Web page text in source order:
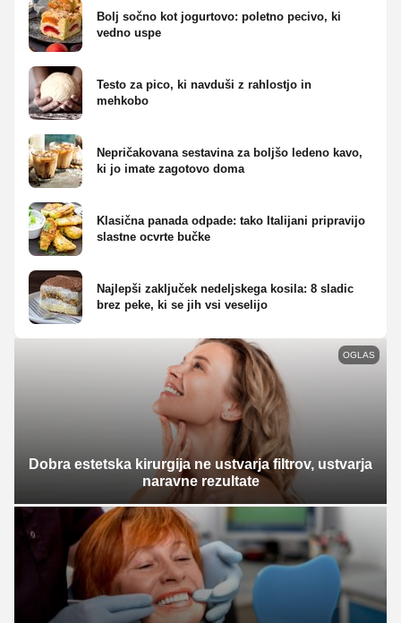
Bolj sočno kot jogurtovo: poletno pecivo, ki
vedno uspe
Testo za pico, ki navduši z rahlostjo in
mehkobo
Nepričakovana sestavina za boljšo ledeno kavo,
ki jo imate zagotovo doma
Klasična panada odpade: tako Italijani pripravijo
slastne ocvrte bučke
Najlepši zaključek nedeljskega kosila: 8 sladic
brez peke, ki se jih vsi veselijo
OGLAS
Dobra estetska kirurgija ne ustvarja filtrov, ustvarja
naravne rezultate